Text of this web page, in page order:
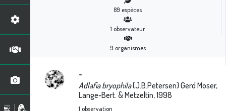
89 espèces
1 observateur
9 organismes
-
Adlafia bryophila(J.B.Petersen) Gerd Moser,
Lange-Bert. & Metzeltin, 1998
1 observation